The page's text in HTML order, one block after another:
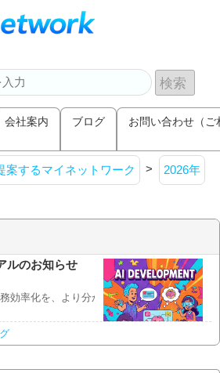
会社案内 ブログ お問い合わせ（
案するマイネットワーク > 2026年
ルのお知らせ
効率化を、より分かりやすくお届けします